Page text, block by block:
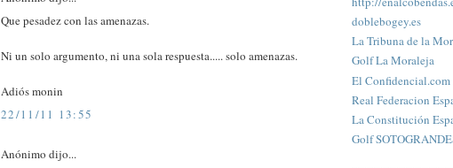
Que pesadez con las amenazas.
Ni un solo argumento, ni una sola respuesta..... solo amenazas.
Adiós monin
22/11/11 13:55
Anónimo dijo...
doblebogey.es
La Tribuna de la
Golf La Moraleja
El Confidencial.com
Real Federacion
La Constitución
Golf